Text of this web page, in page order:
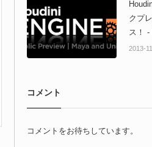
クプ
ス！ -
2013-
コメント
コメントをお待ちしています。